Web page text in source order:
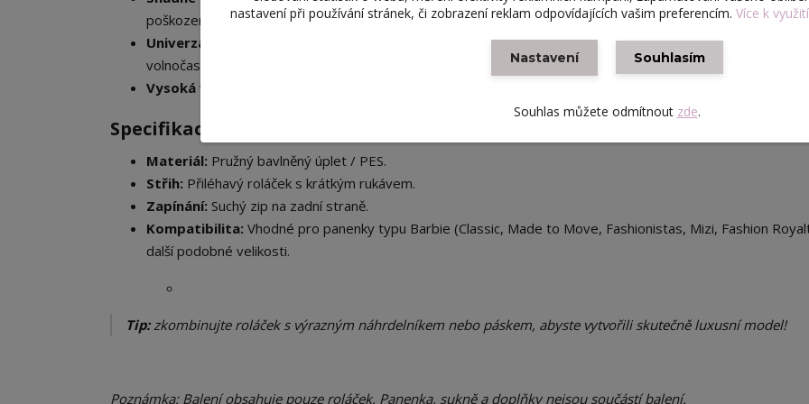
poškození účesu panenky.
Univerzální design:
Skvěle se hodí k minisukním, kalhotám i pod sako. Ideální pro tvorbu elegantních i
volnočasových outfitů.
Vysoká variabilita:
​Specifikace produktu:
Materiál: Pružný bavlněný úplet / PES.
Střih: Přiléhavý roláček s krátkým rukávem.
Zapínání: Suchý zip na zadní straně.
Kompatibilita: Vhodné pro panenky typu Barbie (Classic, Made to Move, Fashionistas, Mizi, Fashion
další podobné velikosti.
Tip:zkombinujte roláček s výrazným náhrdelníkem nebo páskem, abyste vytvořili skutečně luxusní model!
Poznámka: Balení obsahuje pouze roláček. Panenka, sukně a doplňky nejsou součástí balení.
nastavení při používání stránek, či zobrazení reklam odpovídajících vašim preferencím. Více k
Nastavení Souhlasím
Souhlas můžete odmítnout zde.